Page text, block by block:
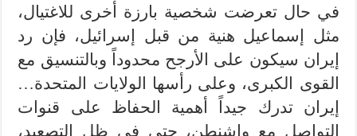
في حال تعرضت شخصية بارزة أخرى للاغتيال،
مثل إسماعيل هنية من قبل إسرائيل، فإن رد
إيران سيكون على الأرجح محدوداً وبالتنسيق مع
القوى الكبرى، وعلى رأسها الولايات المتحدة…
إيران تدرك جيداً أهمية الحفاظ على قنوات
التواصل مع واشنطن، حتى في ظل التصعيد،